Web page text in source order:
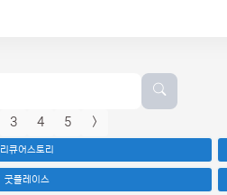
3 4 5 >
리큐어스토리
굿플레이스